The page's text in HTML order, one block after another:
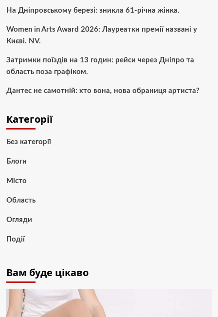
На Дніпровському березі: зникла 61-річна жінка.
Women in Arts Award 2026: Лауреатки премії названі у
Києві. NV.
Затримки поїздів на 13 годин: рейси через Дніпро та
область поза графіком.
Дантес не самотній: хто вона, нова обраниця артиста?
Категорії
Без категорії
Блоги
Місто
Область
Огляди
Події
Вам буде цікаво